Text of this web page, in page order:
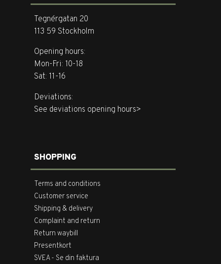
Tegnérgatan 20
113 59 Stockholm
Opening hours:
Mon-Fri: 10-18
Sat: 11-16
Deviations:
See deviations opening hours>
SHOPPING
Terms and conditions
Customer service
Shipping & delivery
Complaint and return
Return waybill
Presentkort
SVEA - Se din faktura